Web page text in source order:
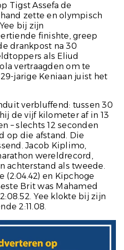
Tigst Assefa de
zette en olympisch
bij zijn
finishte, greep
drankpost na 30
als Eliud
vertraagden om te
jarige Keniaan juist het
verbluffend: tussen 30
de vijf kilometer af in 13
– slechts 12 seconden
op die afstand. Die
Jacob Kiplimo,
wereldrecord,
achterstand als tweede.
(2:04.42) en Kipchoge
Brit was Mahamed
Yee klokte bij zijn
2:11.08.